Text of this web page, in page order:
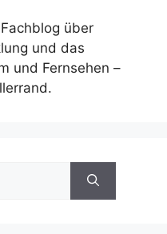
über
und das
und Fernsehen –